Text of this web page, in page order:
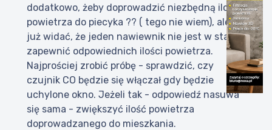
dodatkowo, żeby doprowadzić niezbędną ilość
powietrza do piecyka ?? ( tego nie wiem), ale
już widać, że jeden nawiewnik nie jest w stanie
zapewnić odpowiednich ilości powietrza.
Najprościej zrobić próbę - sprawdzić, czy
czujnik CO będzie się włączał gdy będzie
uchylone okno. Jeżeli tak - odpowiedź nasuwa
się sama - zwiększyć ilość powietrza
doprowadzanego do mieszkania.